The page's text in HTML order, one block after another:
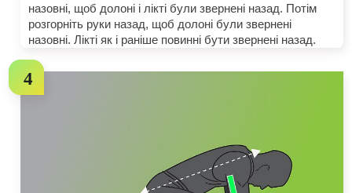
назовні, щоб долоні і лікті були звернені назад. Потім
розгорніть руки назад, щоб долоні були звернені
назовні. Лікті як і раніше повинні бути звернені назад.